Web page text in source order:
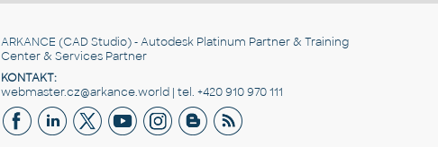
ARKANCE (CAD Studio) - Autodesk Platinum Partner & Training
Center & Services Partner
KONTAKT:
webmaster.cz@arkance.world | tel. +420 910 970 111